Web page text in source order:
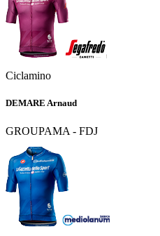
Ciclamino
DEMARE Arnaud
GROUPAMA - FDJ